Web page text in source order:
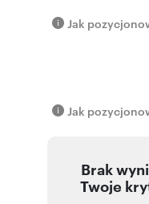
Jak
Jak
Brak
Twoje